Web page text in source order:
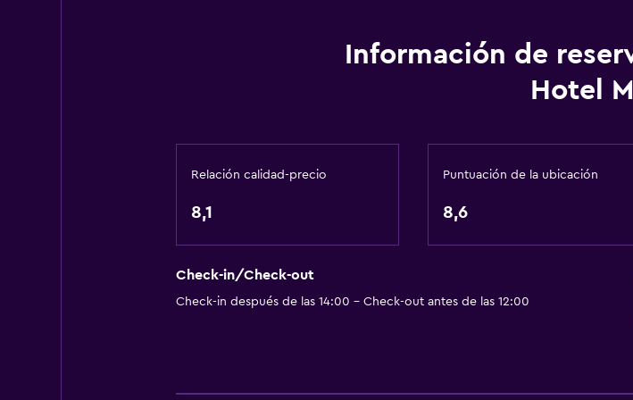
General
Ventana
Piso de parquet o madera noble
Teléfono
Información de
Hotel
Relación calidad-precio
8,1
Puntuación de la ubicación
8,6
Check-in/Check-out
Check-in después de las 14:00 - Check-out antes de las 12:00